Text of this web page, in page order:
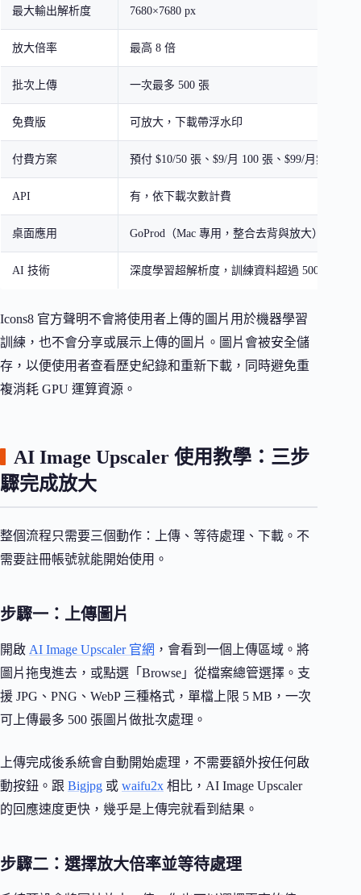
最大輸出解析度 7680×7680 px
放大倍率 最高 8 倍
批次上傳 一次最多 500 張
免費版 可放大，下載帶浮水印
付費方案 預付 $10/50 張、$9/月 100 張、$99/月無限
API 有，依下載次數計費
桌面應用 GoProd（Mac 專用，整合去背與放大）
AI 技術 深度學習超解析度，訓練資料超過 500 萬張圖
Icons8 官方聲明不會將使用者上傳的圖片用於機器學習
訓練，也不會分享或展示上傳的圖片。圖片會被安全儲
存，以便使用者查看歷史紀錄和重新下載，同時避免重
複消耗 GPU 運算資源。
AI Image Upscaler 使用教學：三步
驟完成放大
整個流程只需要三個動作：上傳、等待處理、下載。不
需要註冊帳號就能開始使用。
步驟一：上傳圖片
開啟 AI Image Upscaler 官網 ，會看到一個上傳區域。將
圖片拖曳進去，或點選「Browse」從檔案總管選擇。支
援 JPG、PNG、WebP 三種格式，單檔上限 5 MB，一次
可上傳最多 500 張圖片做批次處理。
上傳完成後系統會自動開始處理，不需要額外按任何啟
動按鈕。跟 Bigjpg 或 waifu2x 相比，AI Image Upscaler
的回應速度更快，幾乎是上傳完就看到結果。
步驟二：選擇放大倍率並等待處理